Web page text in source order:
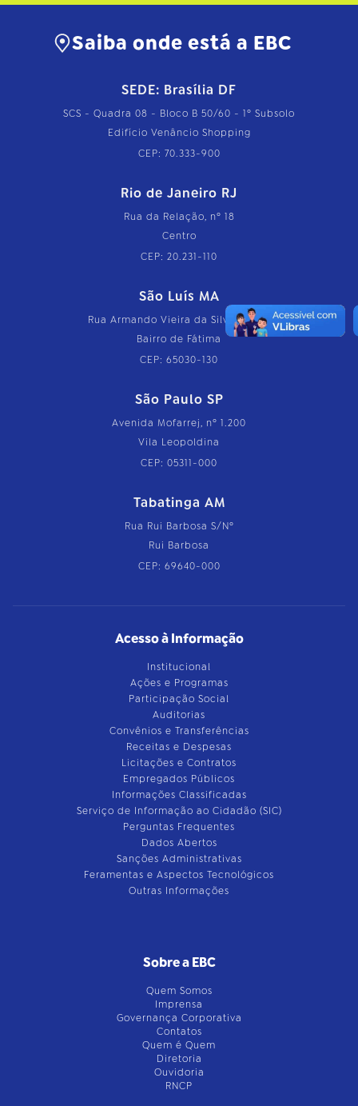
Saiba onde está a EBC
SEDE: Brasília DF
SCS - Quadra 08 - Bloco B 50/60 - 1º Subsolo
Edifício Venâncio Shopping
CEP: 70.333-900
Rio de Janeiro RJ
Rua da Relação, nº 18
Centro
CEP: 20.231-110
São Luís MA
Rua Armando Vieira da Silva, nº 126
Bairro de Fátima
CEP: 65030-130
São Paulo SP
Avenida Mofarrej, nº 1.200
Vila Leopoldina
CEP: 05311-000
Tabatinga AM
Rua Rui Barbosa S/Nº
Rui Barbosa
CEP: 69640-000
Acesso à Informação
Institucional
Ações e Programas
Participação Social
Auditorias
Convênios e Transferências
Receitas e Despesas
Licitações e Contratos
Empregados Públicos
Informações Classificadas
Serviço de Informação ao Cidadão (SIC)
Perguntas Frequentes
Dados Abertos
Sanções Administrativas
Feramentas e Aspectos Tecnológicos
Outras Informações
Sobre a EBC
Quem Somos
Imprensa
Governança Corporativa
Contatos
Quem é Quem
Diretoria
Ouvidoria
RNCP